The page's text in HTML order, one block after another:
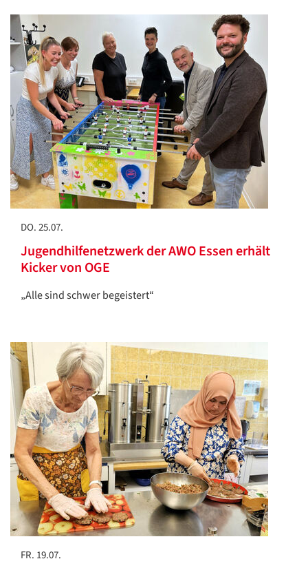
DO. 25.07.
Jugendhilfenetzwerk der AWO Essen erhält
Kicker von OGE
„Alle sind schwer begeistert“
FR. 19.07.